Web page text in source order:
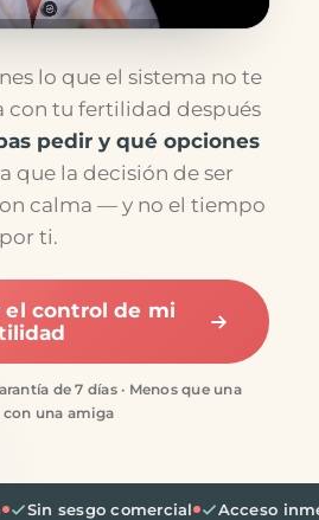
lo que el sistema no te
con tu fertilidad después
pedir y qué opciones
que la decisión de ser
calma — y no el tiempo
por ti.
el control de mi
de 7 días · Menos que una
una amiga
comercial Acceso inmediato